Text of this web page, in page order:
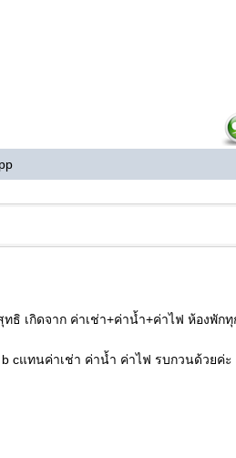
เกิดจาก ค่าเช่า+ค่าน้ำ+ค่าไฟ ห้องพักทุ
cแทนค่าเช่า ค่าน้ำ ค่าไฟ รบกวนด้วยค่ะ